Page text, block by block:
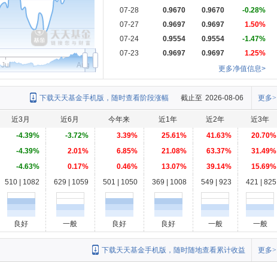
Jul Aug
07-28
0.9670 0.9670
-0.28%
07-27
0.9697 0.9697
1.50%
07-24
0.9554 0.9554
-1.47%
07-23
0.9697 0.9697
1.25%
更多净值信息>
更多>
截止至 2026-08-06
下载天天基金手机版，随时查看阶段涨幅
近3月 近6月 今年来 近1年 近2年
近3年
-4.39% -3.72% 3.39% 25.61% 41.63%
20.70%
-4.39% 2.01% 6.85% 21.08% 63.37%
31.49%
-4.63% 0.17% 0.46% 13.07% 39.14%
15.69%
510 | 1082 629 | 1059 501 | 1050 369 | 1008 549 | 923 421 | 825
良好 一般 良好 良好 一般 一般
更多>
下载天天基金手机版，随时随地查看累计收益